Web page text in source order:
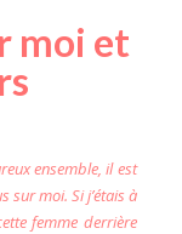
moi et
ensemble, il est
sur moi. Si j’étais à
femme derrière